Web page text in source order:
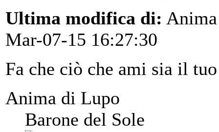
Ultima modifica di:
Mar-07-15 16:27:30
Fa che ciò che ami sia il
Anima di Lupo
Barone del Sole